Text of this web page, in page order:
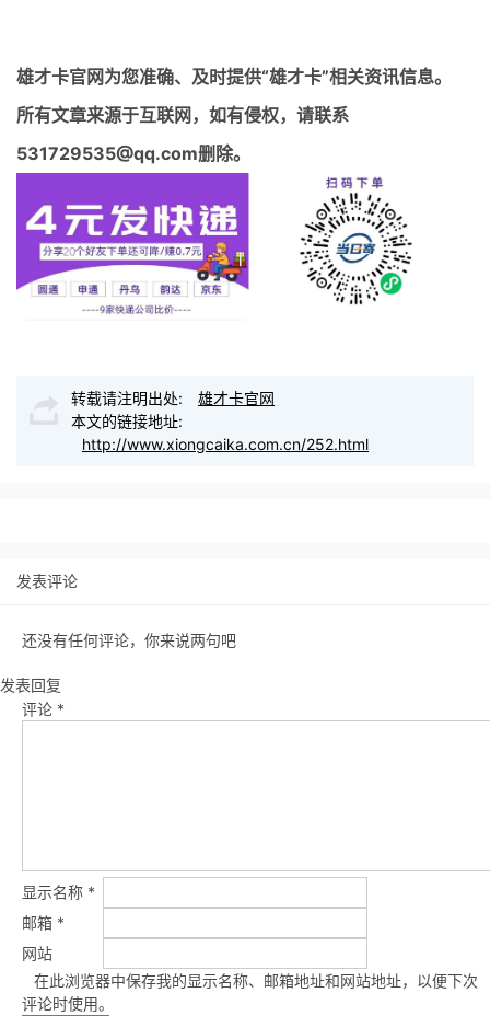
雄才卡官网为您准确、及时提供“雄才卡”相关资讯信息。
所有文章来源于互联网，如有侵权，请联系
531729535@qq.com删除。
转载请注明出处:
雄才卡官网
本文的链接地址:
http://www.xiongcaika.com.cn/252.html
发表评论
还没有任何评论，你来说两句吧
发表回复
评论 *
显示名称 *
邮箱 *
网站
在此浏览器中保存我的显示名称、邮箱地址和网站地址，以便下次
评论时使用。